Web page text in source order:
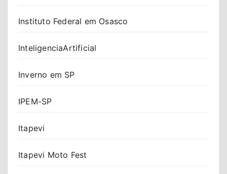
Instituto Federal em Osasco
InteligenciaArtificial
Inverno em SP
IPEM-SP
Itapevi
Itapevi Moto Fest